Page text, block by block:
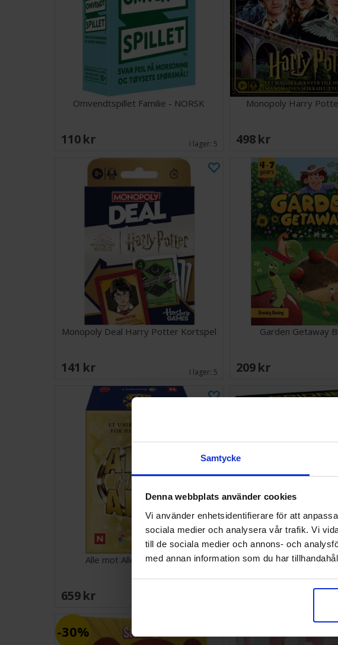
Samtycke
Denna webbplats använder cookies
Vi använder enhetsidentifierare för att
sociala medier och analysera vår trafik. Vi
till de sociala medier och annons- och
med annan information som du har
Omvendtspillet Familie - NORSK
110 SEK I lager: 5
Monopoly Harry
498 SEK
Monopoly Deal Harry Potter Kortspel
141 SEK I lager: 5
Garden Getaway
209 SEK
Alle mot Alle Frågesporter
659 SEK
Spioner
30%